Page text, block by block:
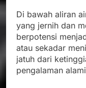
Di bawah aliran
yang jernih dan
berpotensi
atau sekadar
jatuh dari
pengalaman